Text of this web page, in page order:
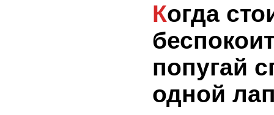
Когда стоит
попугай
одной